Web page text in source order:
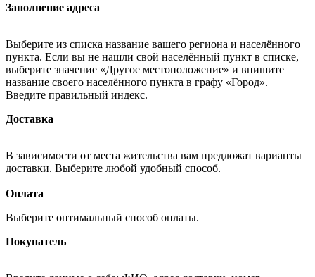
Заполнение адреса
Выберите из списка название вашего региона и населённого
пункта. Если вы не нашли свой населённый пункт в списке,
выберите значение «Другое местоположение» и впишите
название своего населённого пункта в графу «Город».
Введите правильный индекс.
Доставка
В зависимости от места жительства вам предложат варианты
доставки. Выберите любой удобный способ.
Оплата
Выберите оптимальный способ оплаты.
Покупатель